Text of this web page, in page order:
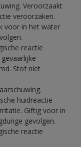
Veroorzaakt
veroorzaken.
voor in het water
reactie
Stof niet
huidreactie
Giftig voor in
gevolgen.
reactie